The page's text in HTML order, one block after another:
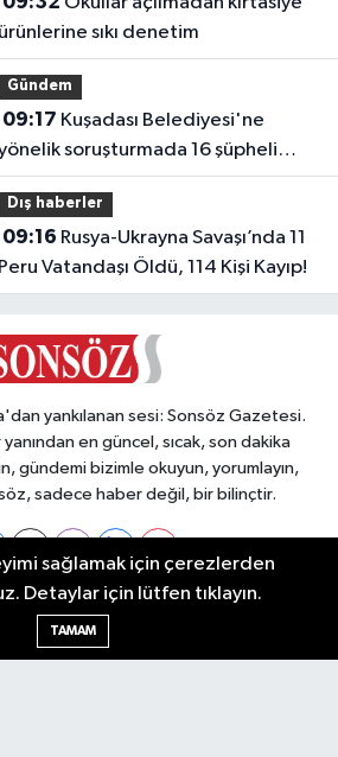
ürünlerine sıkı denetim
Gündem
09:17
soruşturmada 16 şüpheli
Dış haberler
09:16
Peru Vatandaşı Öldü, 114 Kişi Kayıp!
yankılanan sesi: Sonsöz Gazetesi.
en güncel, sıcak, son dakika
gündemi bizimle okuyun, yorumlayın,
sadece haber değil, bir bilinçtir.
sağlamak için çerezlerden
Detaylar için lütfen tıklayın.
TAMAM